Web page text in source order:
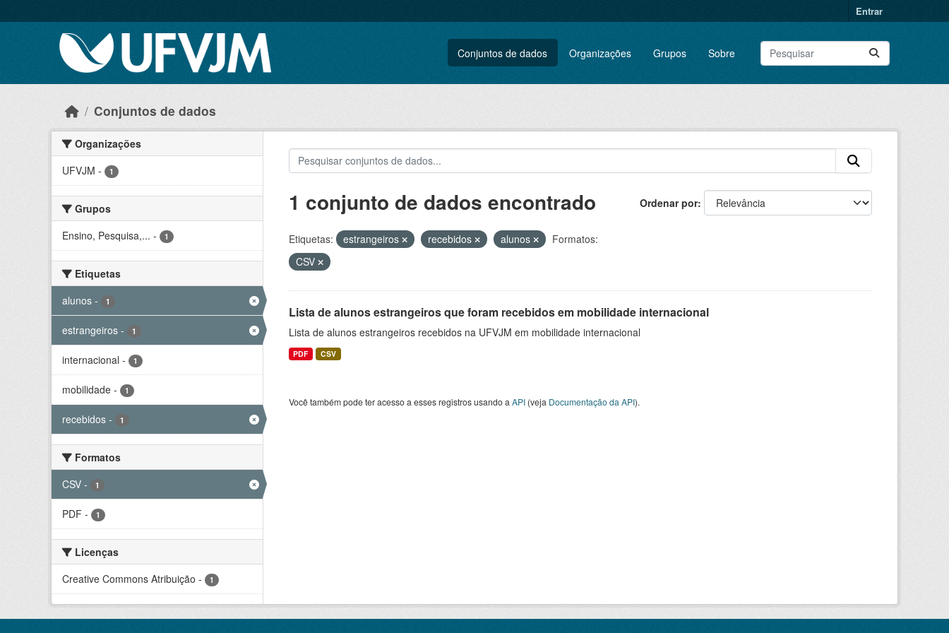
Entrar
Conjuntos de dados Organizações Grupos Sobre
Conjuntos de dados
Organizações
UFVJM - 1
Grupos
Ensino, Pesquisa,... - 1
Etiquetas
alunos - 1
estrangeiros - 1
internacional - 1
mobilidade - 1
recebidos - 1
Formatos
CSV - 1
PDF - 1
Licenças
Creative Commons Atribuição - 1
Ordenar por
1 conjunto de dados encontrado
Etiquetas: estrangeiros recebidos alunos
Formatos:
CSV
Lista de alunos estrangeiros que foram recebidos em mobilidade internacional
Lista de alunos estrangeiros recebidos na UFVJM em mobilidade internacional
PDF CSV
Você também pode ter acesso a esses registros usando a API(veja Documentação da API).